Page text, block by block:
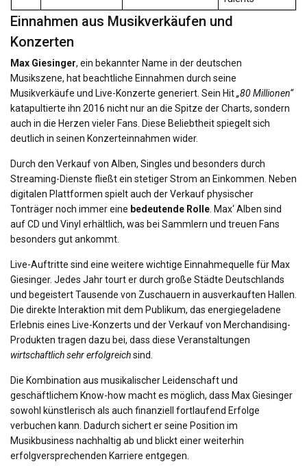
Einnahmen aus Musikverkäufen und
Konzerten
Max Giesinger, ein bekannter Name in der deutschen
Musikszene, hat beachtliche Einnahmen durch seine
Musikverkäufe und Live-Konzerte generiert. Sein Hit„80 Millionen“
katapultierte ihn 2016 nicht nur an die Spitze der Charts, sondern
auch in die Herzen vieler Fans. Diese Beliebtheit spiegelt sich
deutlich in seinen Konzerteinnahmen wider.
Durch den Verkauf von Alben, Singles und besonders durch
Streaming-Dienste fließt ein stetiger Strom an Einkommen. Neben
digitalen Plattformen spielt auch der Verkauf physischer
Tonträger noch immer eine bedeutende Rolle . Max‘ Alben sind
auf CD und Vinyl erhältlich, was bei Sammlern und treuen Fans
besonders gut ankommt.
Live-Auftritte sind eine weitere wichtige Einnahmequelle für Max
Giesinger. Jedes Jahr tourt er durch große Städte Deutschlands
und begeistert Tausende von Zuschauern in ausverkauften Hallen.
Die direkte Interaktion mit dem Publikum, das energiegeladene
Erlebnis eines Live-Konzerts und der Verkauf von Merchandising-
Produkten tragen dazu bei, dass diese Veranstaltungen
wirtschaftlich sehr erfolgreichsind.
Die Kombination aus musikalischer Leidenschaft und
geschäftlichem Know-how macht es möglich, dass Max Giesinger
sowohl künstlerisch als auch finanziell fortlaufend Erfolge
verbuchen kann. Dadurch sichert er seine Position im
Musikbusiness nachhaltig ab und blickt einer weiterhin
erfolgversprechenden Karriere entgegen.